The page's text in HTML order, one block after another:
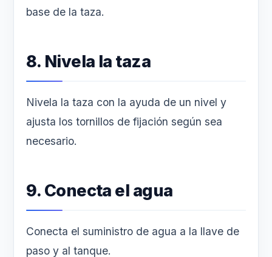
base de la taza.
8. Nivela la taza
Nivela la taza con la ayuda de un nivel y
ajusta los tornillos de fijación según sea
necesario.
9. Conecta el agua
Conecta el suministro de agua a la llave de
paso y al tanque.